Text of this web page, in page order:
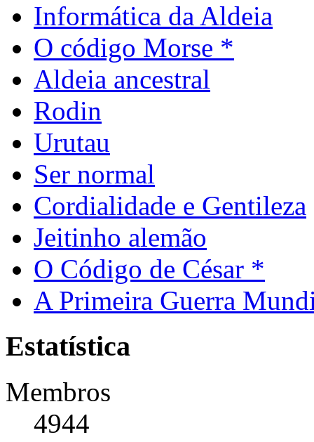
Informática da Aldeia
O código Morse *
Aldeia ancestral
Rodin
Urutau
Ser normal
Cordialidade e Gentileza
Jeitinho alemão
O Código de César *
A Primeira Guerra
Estatística
Membros
4944